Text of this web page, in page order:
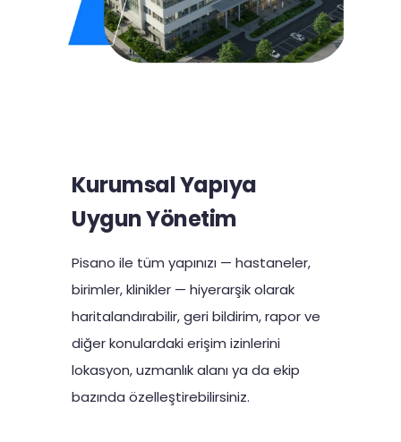
Kurumsal Yapıya
Uygun Yönetim
Pisano ile tüm yapınızı — hastaneler,
birimler, klinikler — hiyerarşik olarak
haritalandırabilir, geri bildirim, rapor ve
diğer konulardaki erişim izinlerini
lokasyon, uzmanlık alanı ya da ekip
bazında özelleştirebilirsiniz.